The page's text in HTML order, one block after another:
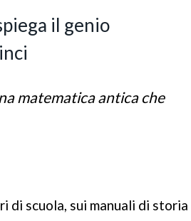
il genio
matematica antica che
di scuola, sui manuali di storia